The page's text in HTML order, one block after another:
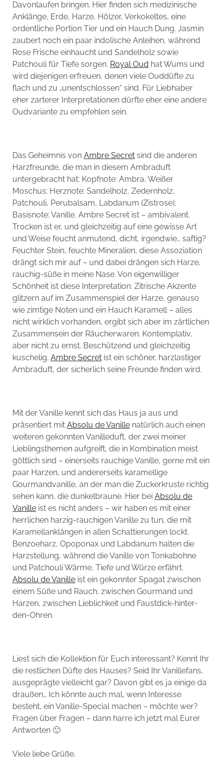
Davonlaufen bringen. Hier finden sich medizinische
Anklänge, Erde, Harze, Hölzer, Verkokeltes, eine
ordentliche Portion Tier und ein Hauch Dung. Jasmin
zaubert noch ein paar indolische Anleihen, während
Rose Frische einhaucht und Sandelholz sowie
Patchouli für Tiefe sorgen. Royal Oud hat Wums und
wird diejenigen erfreuen, denen viele Ouddüfte zu
flach und zu „unentschlossen“ sind. Für Liebhaber
eher zarterer Interpretationen dürfte eher eine andere
Oudvariante zu empfehlen sein.
Das Geheimnis von Ambre Secretsind die anderen
Harzfreunde, die man in diesem Ambraduft
untergebracht hat: Kopfnote: Ambra, Weißer
Moschus; Herznote: Sandelholz, Zedernholz,
Patchouli, Perubalsam, Labdanum (Zistrose);
Basisnote: Vanille. Ambre Secret ist – ambivalent.
Trocken ist er, und gleichzeitig auf eine gewisse Art
und Weise feucht anmutend, dicht, irgendwie… saftig?
Feuchter Stein, feuchte Mineralien, diese Assoziation
drängt sich mir auf – und dabei drängen sich Harze,
rauchig-süße in meine Nase. Von eigenwilliger
Schönheit ist diese Interpretation: Zitrische Akzente
glitzern auf im Zusammenspiel der Harze, genauso
wie zimtige Noten und ein Hauch Karamell – alles
nicht wirklich vorhanden, ergibt sich aber im zärtlichen
Zusammensein der Räucherwaren. Kontemplativ,
aber nicht zu ernst. Beschützend und gleichzeitig
kuschelig. Ambre Secretist ein schöner, harzlastiger
Ambraduft, der sicherlich seine Freunde finden wird.
Mit der Vanille kennt sich das Haus ja aus und
präsentiert mit Absolu de Vanillenatürlich auch einen
weiteren gekonnten Vanilleduft, der zwei meiner
Lieblingsthemen aufgreift, die in Kombination meist
göttlich sind – einerseits rauchige Vanille, gerne mit ein
paar Harzen, und andererseits karamellige
Gourmandvanille, an der man die Zuckerkruste richtig
sehen kann, die dunkelbraune. Hier bei Absolu de
Vanilleist es nicht anders – wir haben es mit einer
herrlichen harzig-rauchigen Vanille zu tun, die mit
Karamellanklängen in allen Schattierungen lockt.
Benzoeharz, Opoponax und Labdanum halten die
Harzstellung, während die Vanille von Tonkabohne
und Patchouli Wärme, Tiefe und Würze erfährt.
Absolu de Vanilleist ein gekonnter Spagat zwischen
einem Süße und Rauch, zwischen Gourmand und
Harzen, zwischen Lieblichkeit und Faustdick-hinter-
den-Ohren.
Liest sich die Kollektion für Euch interessant? Kennt Ihr
die restlichen Düfte des Hauses? Seid Ihr Vanillefans,
ausgeprägte vielleicht gar? Davon gibt es ja einige da
draußen… Ich könnte auch mal, wenn Interesse
besteht, ein Vanille-Special machen – möchte wer?
Fragen über Fragen – dann harre ich jetzt mal Eurer
Antworten 🙂
Viele liebe Grüße,